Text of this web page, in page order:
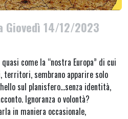
Giovedì 14/12/2023
come la “nostra Europa” di cui
territori, sembrano apparire solo
sul planisfero…senza identità,
Ignoranza o volontà?
in maniera occasionale,